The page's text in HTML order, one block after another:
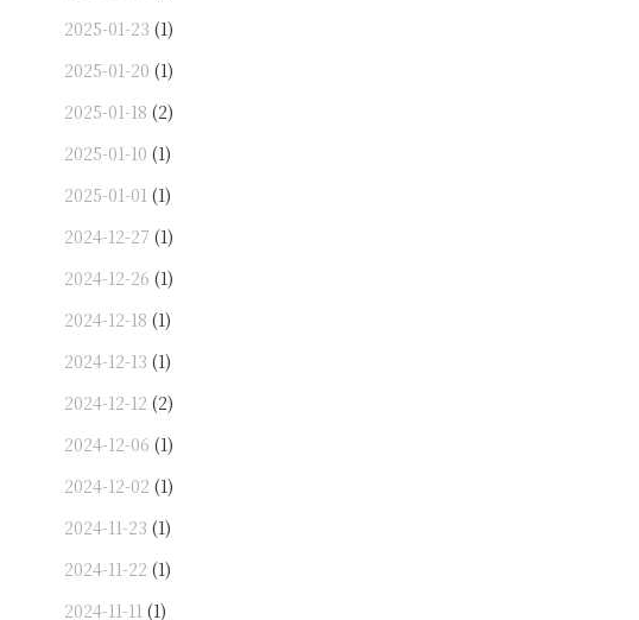
2025-01-23 (1)
2025-01-20 (1)
2025-01-18 (2)
2025-01-10 (1)
2025-01-01 (1)
2024-12-27 (1)
2024-12-26 (1)
2024-12-18 (1)
2024-12-13 (1)
2024-12-12 (2)
2024-12-06 (1)
2024-12-02 (1)
2024-11-23 (1)
2024-11-22 (1)
2024-11-11 (1)